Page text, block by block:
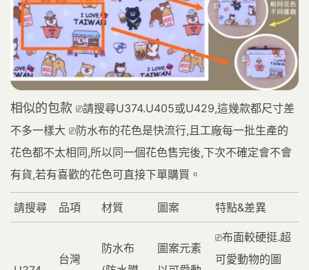
相似的包款 ⎚請搜尋U374.U405或U429,這幾款都尺寸差
不多一樣大 ⎚防水布的花色是快流行,且工廠每一批生產的
花色都不太相同,所以同一個花色售完後,下次不確定會不會
有貨,若有喜歡的花色可直接下單購買。
請搜尋 品項 材質 圖案 特點&差異
台灣
防水布
圖案元素
⎚布面較硬挺.超
可愛動物的圖